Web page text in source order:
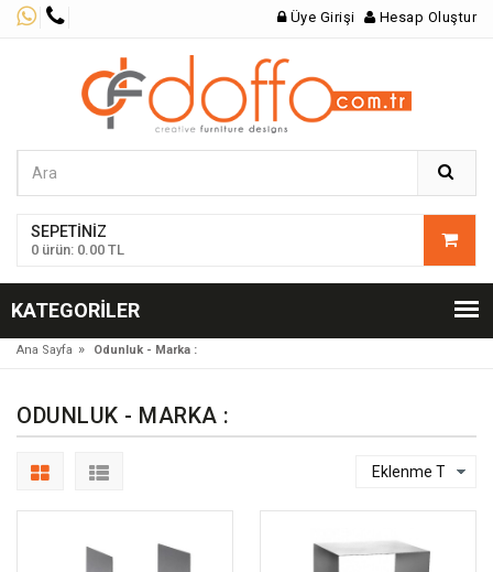
Üye Girişi Hesap Oluştur
SEPETINIZ
0 ürün: 0.00 TL
KATEGORILER
Ana Sayfa » Odunluk - Marka :
ODUNLUK - MARKA :